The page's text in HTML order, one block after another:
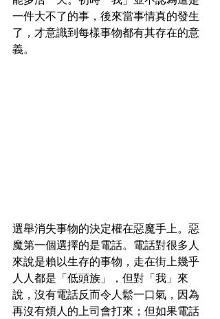
一件大不了的事，後來當事情真的發生
了，才意識到每樣事物都有其存在的意
義。
選舉消失事物的決定權在惡魔手上。惡
魔第一個選擇的是電話。電話對很多人
來說是賴以生存的事物，走在街上幾乎
人人都是「低頭族」，但對「我」來
說，沒有電話反而令人鬆一口氣，因為
再沒有煩人的上司會打來；但如果電話